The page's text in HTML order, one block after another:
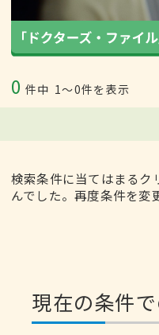
0 件中 1〜0件を表示
検索条件に当てはまるク
んでした。再度条件を変
現在の条件